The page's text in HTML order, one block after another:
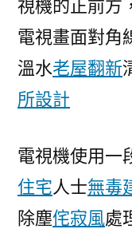
視機的正前方
電視畫面對角
溫水老屋翻新
所設計
電視機使用一
住宅人士無毒
除塵侘寂風處